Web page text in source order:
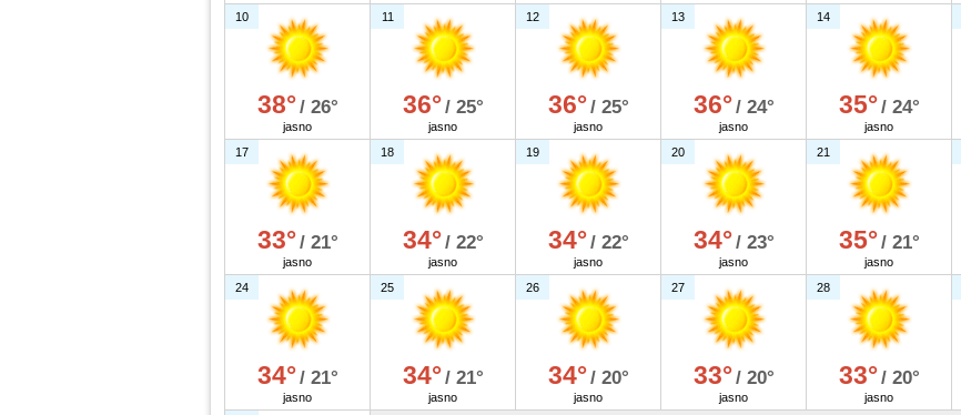
10
38°/ 26°
jasno
11
36°/ 25°
jasno
12
36°/ 25°
jasno
13
36°/ 24°
jasno
14
35°/ 24°
jasno
17
33°/ 21°
jasno
18
34°/ 22°
jasno
19
34°/ 22°
jasno
20
34°/ 23°
jasno
21
35°/ 21°
jasno
24
34°/ 21°
jasno
25
34°/ 21°
jasno
26
34°/ 20°
jasno
27
33°/ 20°
jasno
28
33°/ 20°
jasno